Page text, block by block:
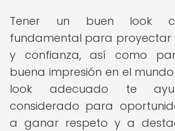
Tener un buen look
fundamental para proyectar
y confianza, así como
buena impresión en el
look adecuado te
considerado para
a ganar respeto y a